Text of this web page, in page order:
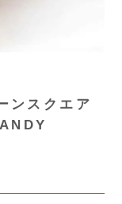
ンスクエア